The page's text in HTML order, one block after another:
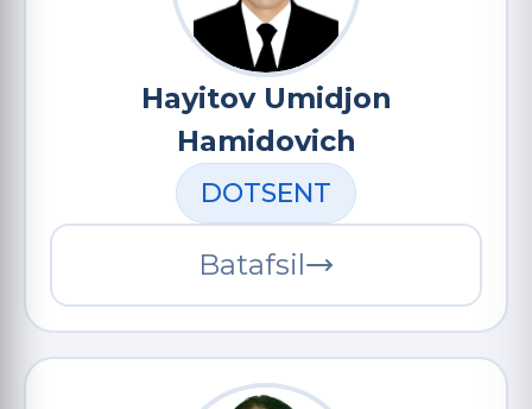
Hayitov Umidjon
Hamidovich
DOTSENT
Batafsil